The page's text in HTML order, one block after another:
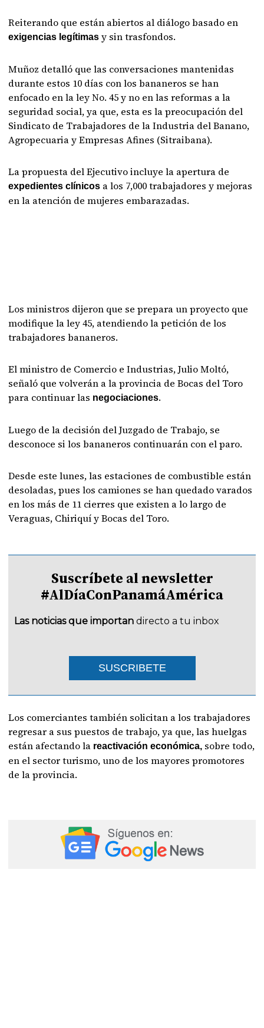
Reiterando que están abiertos al diálogo basado en
exigencias legítimasy sin trasfondos.
Muñoz detalló que las conversaciones mantenidas
durante estos 10 días con los bananeros se han
enfocado en la ley No. 45 y no en las reformas a la
seguridad social, ya que, esta es la preocupación del
Sindicato de Trabajadores de la Industria del Banano,
Agropecuaria y Empresas Afines (Sitraibana).
La propuesta del Ejecutivo incluye la apertura de
expedientes clínicos a los 7,000 trabajadores y mejoras
en la atención de mujeres embarazadas.
Los ministros dijeron que se prepara un proyecto que
modifique la ley 45, atendiendo la petición de los
trabajadores bananeros.
El ministro de Comercio e Industrias, Julio Moltó,
señaló que volverán a la provincia de Bocas del Toro
para continuar las negociaciones.
Luego de la decisión del Juzgado de Trabajo, se
desconoce si los bananeros continuarán con el paro.
Desde este lunes, las estaciones de combustible están
desoladas, pues los camiones se han quedado varados
en los más de 11 cierres que existen a lo largo de
Veraguas, Chiriquí y Bocas del Toro.
Suscríbete al newsletter
#AlDíaConPanamáAmérica
Las noticias que importan directo a tu inbox
SUSCRIBETE
Los comerciantes también solicitan a los trabajadores
regresar a sus puestos de trabajo, ya que, las huelgas
están afectando la reactivación económica, sobre todo,
en el sector turismo, uno de los mayores promotores
de la provincia.